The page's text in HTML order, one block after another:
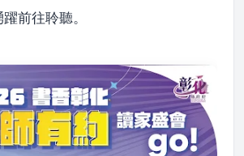
前往聆聽。